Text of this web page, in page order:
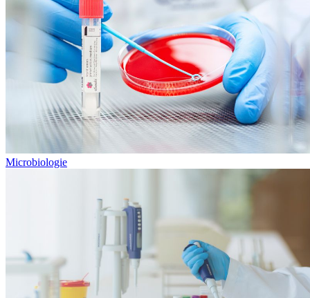
Microbiologie